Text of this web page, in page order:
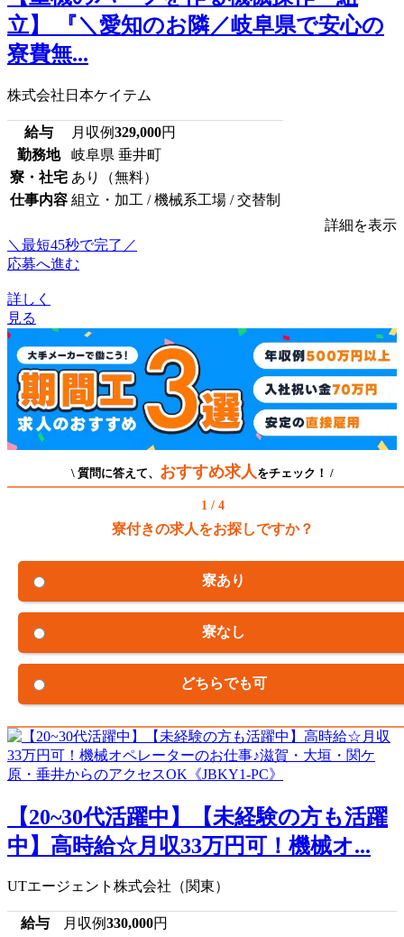
立】 『＼愛知のお隣／岐阜県で安心の
寮費無...
株式会社日本ケイテム
給与 月収例329,000円
勤務地
岐阜県 垂井町
寮・社宅 あり（無料）
仕事内容 組立・加工 / 機械系工場 / 交替制
詳細を表示
＼最短45秒で完了／
応募へ進む
詳しく
見る
\ 質問に答えて、 おすすめ求人 をチェック！ /
1 / 4
寮付きの求人をお探しですか？
寮あり
寮なし
どちらでも可
【20~30代活躍中】【未経験の方も活躍
中】高時給☆月収33万円可！機械オ...
UTエージェント株式会社（関東）
給与 月収例330,000円